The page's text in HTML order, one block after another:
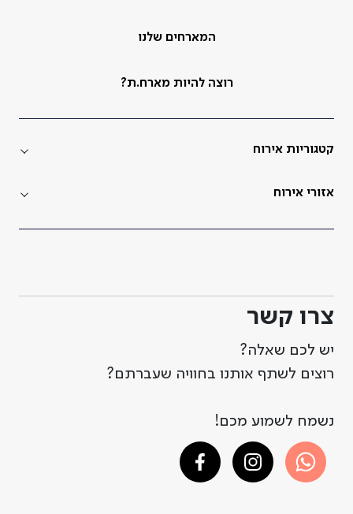
המארחים שלנו
רוצה להיות מארח.ת?
קטגוריות אירוח
אזורי אירוח
צרו קשר
יש לכם שאלה?
רוצים לשתף אותנו בחוויה שעברתם?
נשמח לשמוע מכם!